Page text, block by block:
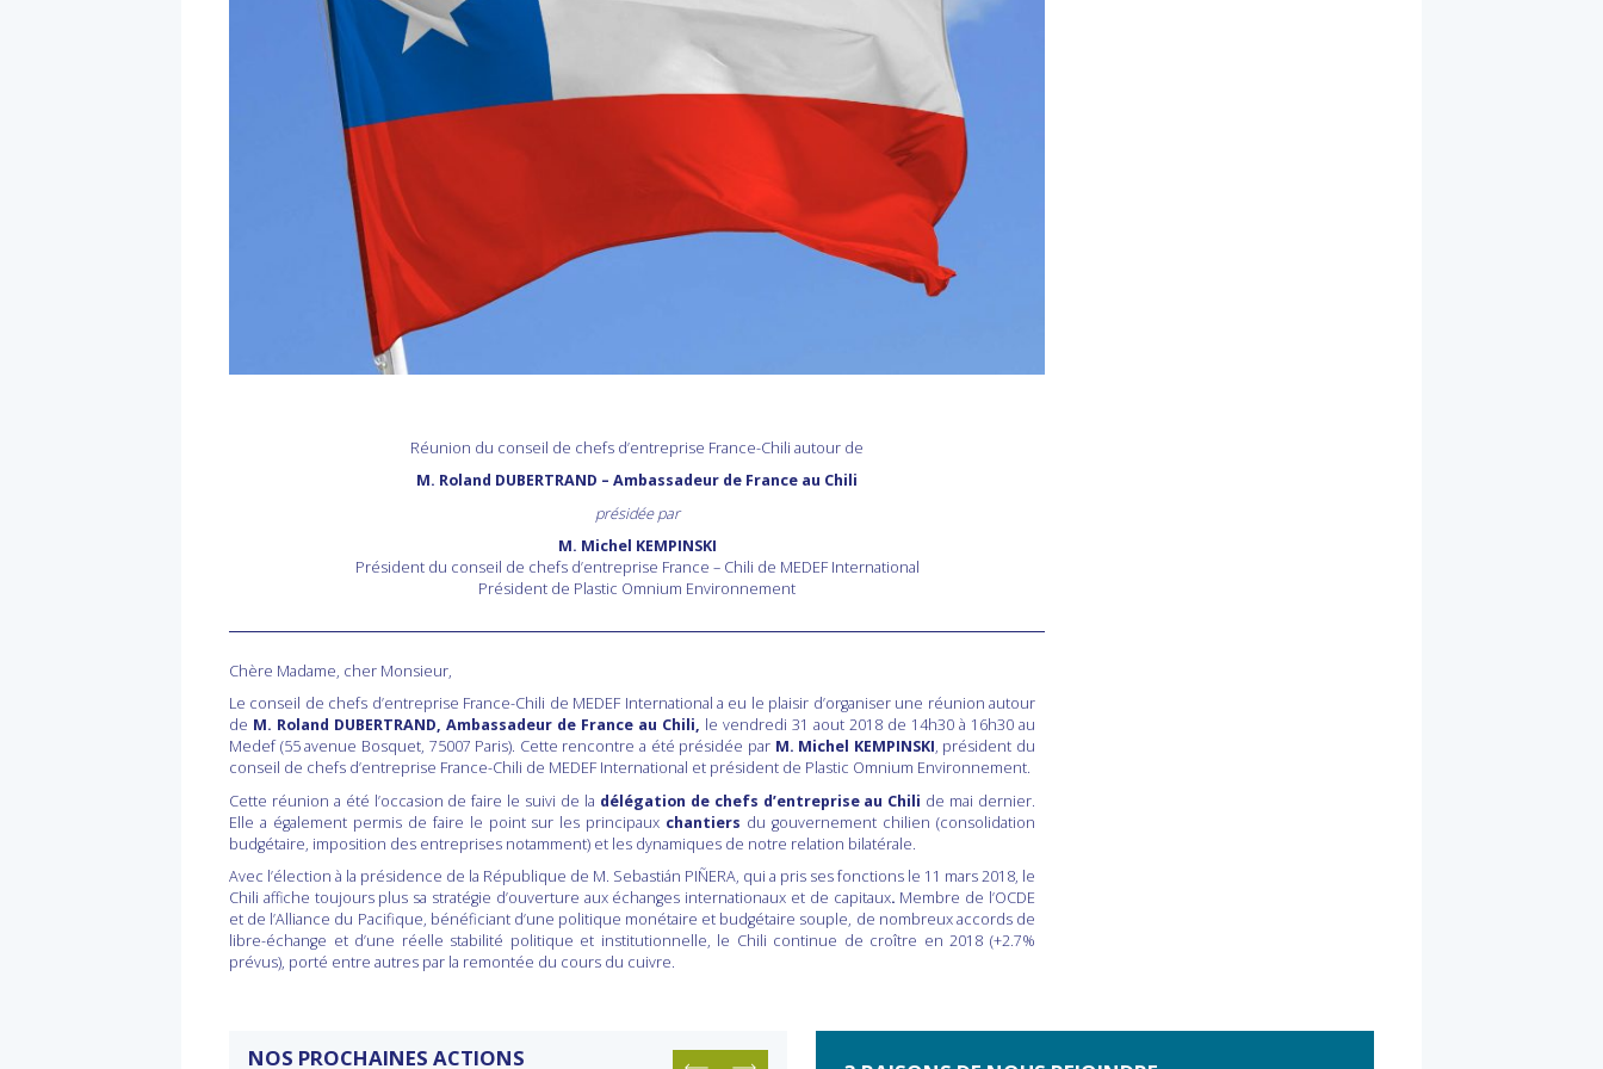
Réunion du conseil de chefs d’entreprise France-Chili autour de
M. Roland DUBERTRAND – Ambassadeur de France au Chili
présidée par
M. Michel KEMPINSKI
Président du conseil de chefs d’entreprise France – Chili de MEDEF International
Président de Plastic Omnium Environnement
Chère Madame, cher Monsieur,
Le conseil de chefs d’entreprise France-Chili de MEDEF International a eu le plaisir d’organiser une réunion autour
de M. Roland DUBERTRAND, Ambassadeur de France au Chili, le vendredi 31 aout 2018 de 14h30 à 16h30 au
Medef (55 avenue Bosquet, 75007 Paris). Cette rencontre a été présidée par M. Michel KEMPINSKI, président du
conseil de chefs d’entreprise France-Chili de MEDEF International et président de Plastic Omnium Environnement.
Cette réunion a été l’occasion de faire le suivi de la délégation de chefs d’entreprise au Chili de mai dernier.
Elle a également permis de faire le point sur les principaux chantiers du gouvernement chilien (consolidation
budgétaire, imposition des entreprises notamment) et les dynamiques de notre relation bilatérale.
Avec l’élection à la présidence de la République de M. Sebastián PIÑERA, qui a pris ses fonctions le 11 mars 2018, le
Chili affiche toujours plus sa stratégie d’ouverture aux échanges internationaux et de capitaux. Membre de l’OCDE
et de l’Alliance du Pacifique, bénéficiant d’une politique monétaire et budgétaire souple, de nombreux accords de
libre-échange et d’une réelle stabilité politique et institutionnelle, le Chili continue de croître en 2018 (+2.7%
prévus), porté entre autres par la remontée du cours du cuivre.
NOS PROCHAINES ACTIONS